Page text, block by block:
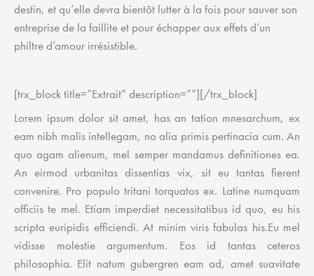
destin, et qu’elle devra bientôt lutter à la fois pour sauver son
entreprise de la faillite et pour échapper aux effets d’un
philtre d’amour irrésistible.
[trx_block title=”Extrait” description=””][/trx_block]
Lorem ipsum dolor sit amet, has an tation mnesarchum, ex
eam nibh malis intellegam, no alia primis pertinacia cum. An
quo agam alienum, mel semper mandamus definitiones ea.
An eirmod urbanitas dissentias vix, sit eu tantas fierent
convenire. Pro populo tritani torquatos ex. Latine numquam
officiis te mel. Etiam imperdiet necessitatibus id quo, eu his
scripta euripidis efficiendi. At minim viris fabulas his.Eu mel
vidisse molestie argumentum. Eos id tantas ceteros
philosophia. Elit natum gubergren eam ad, amet suavitate